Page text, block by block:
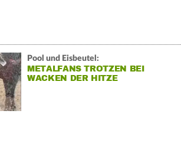
Pool und Eisbeutel:
METALFANS TROTZEN BEI
WACKEN DER HITZE